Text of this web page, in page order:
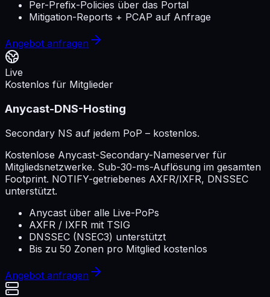
Per-Prefix-Policies über das Portal
Mitigation-Reports + PCAP auf Anfrage
Angebot anfragen
Live
Kostenlos für Mitglieder
Anycast-DNS-Hosting
Secondary NS auf jedem PoP – kostenlos.
Kostenlose Anycast-Secondary-Nameserver für
Mitgliedsnetzwerke. Sub-30-ms-Auflösung im gesamten
Footprint. NOTIFY-getriebenes AXFR/IXFR, DNSSEC
unterstützt.
Anycast über alle Live-PoPs
AXFR / IXFR mit TSIG
DNSSEC (NSEC3) unterstützt
Bis zu 50 Zonen pro Mitglied kostenlos
Angebot anfragen